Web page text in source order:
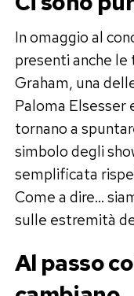
In omaggio al
presenti anche le
Graham, una
Paloma Elsesser
tornano a
simbolo degli
semplificata
Come a dire…
sulle estremità
Al passo